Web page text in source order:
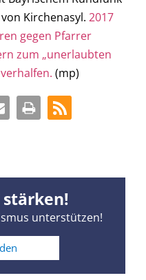
Kirchenasyl. 2017
gegen Pfarrer
zum „unerlaubten
(mp)
stärken!
unterstützen!